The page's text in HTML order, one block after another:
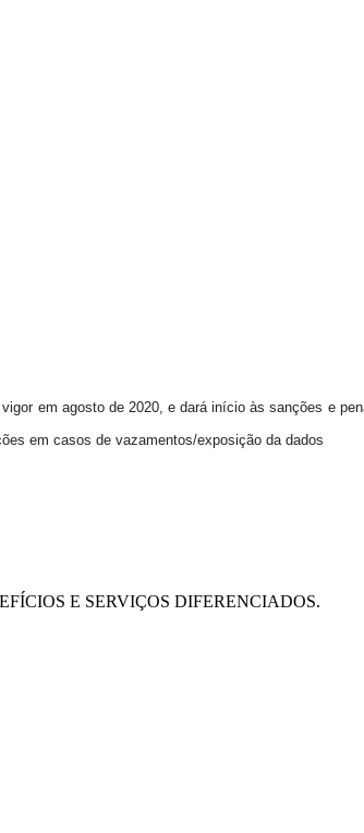
em agosto de 2020, e dará início às sanções e
em casos de vazamentos/exposição da dados
E SERVIÇOS DIFERENCIADOS.